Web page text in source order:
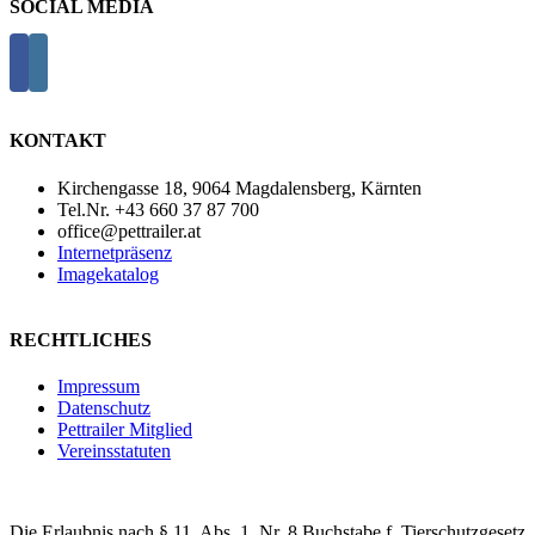
SOCIAL MEDIA
KONTAKT
Kirchengasse 18, 9064 Magdalensberg, Kärnten
Tel.Nr. +43 660 37 87 700
office@pettrailer.at
Internetpräsenz
Imagekatalog
RECHTLICHES
Impressum
Datenschutz
Pettrailer Mitglied
Vereinsstatuten